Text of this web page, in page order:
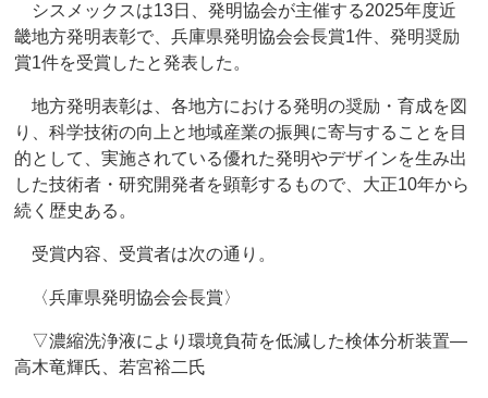
シスメックスは13日、発明協会が主催する2025年度近
畿地方発明表彰で、兵庫県発明協会会長賞1件、発明奨励
賞1件を受賞したと発表した。
地方発明表彰は、各地方における発明の奨励・育成を図
り、科学技術の向上と地域産業の振興に寄与することを目
的として、実施されている優れた発明やデザインを生み出
した技術者・研究開発者を顕彰するもので、大正10年から
続く歴史ある。
受賞内容、受賞者は次の通り。
〈兵庫県発明協会会長賞〉
▽濃縮洗浄液により環境負荷を低減した検体分析装置―
高木竜輝氏、若宮裕二氏